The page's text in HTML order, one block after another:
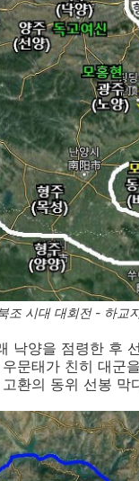
조 시대 대회전 - 하교
낙양을 점령한 후
문태가 친히 대군
환의 동위 선봉 막